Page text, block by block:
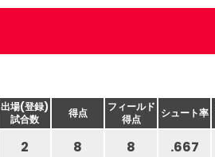
出場(登録)
試合数
得点
フィールド
得点
シュート率
2 8 8 .667